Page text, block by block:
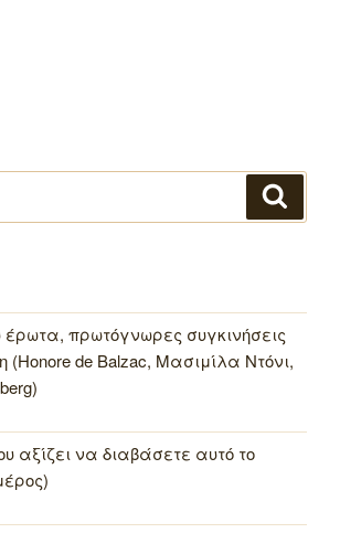
πρωτόγνωρες συγκινήσεις
(Honore de Balzac, Μασιμίλα Ντόνι,
αξίζει να διαβάσετε αυτό το